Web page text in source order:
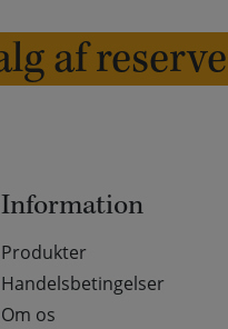
af
Information
Produkter
Handelsbetingelser
Om os